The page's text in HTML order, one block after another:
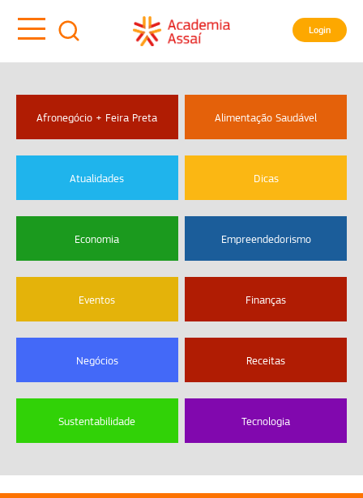
Login
Afronegócio + Feira Preta Alimentação Saudável
Atualidades Dicas
Economia Empreendedorismo
Eventos Finanças
Negócios Receitas
Sustentabilidade Tecnologia